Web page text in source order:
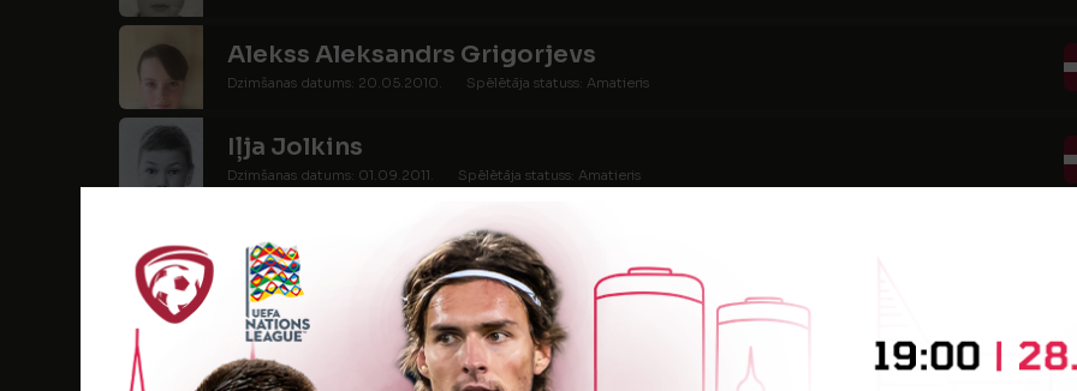
Alekss Aleksandrs Grigorjevs
Dzimšanas datums: 20.05.2010. Spēlētāja statuss: Amatieris
Iļja Jolkins
Dzimšanas datums: 01.09.2011. Spēlētāja statuss: Amatieris
Nils Kosolapovs
Dzimšanas datums: 14.03.2011. Spēlētāja statuss: Amatieris
Gustavs Krastiņš
Dzimšanas datums: 06.11.2011. Spēlētāja statuss: Amatieris